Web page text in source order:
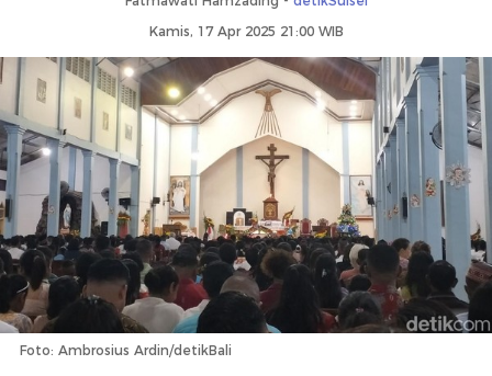
Kamis, 17 Apr 2025 21:00 WIB
Foto: Ambrosius Ardin/detikBali